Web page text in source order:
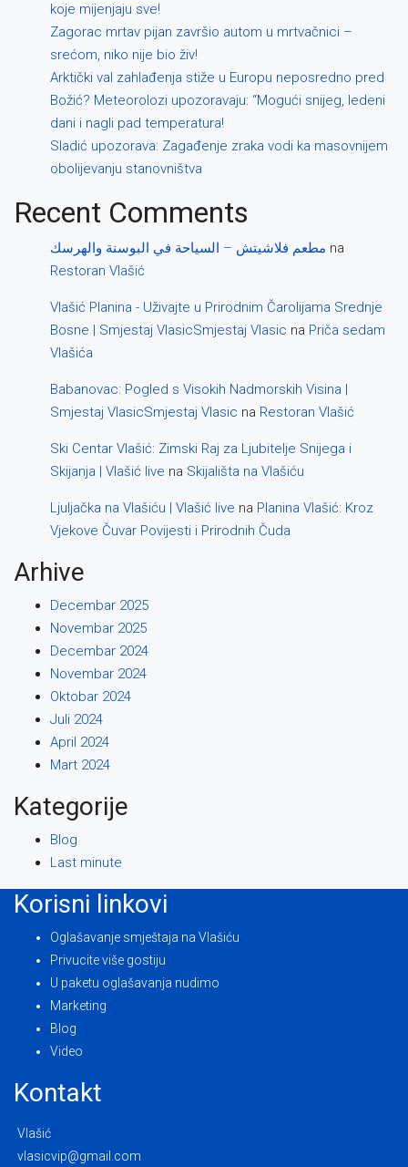
koje mijenjaju sve!
Zagorac mrtav pijan završio autom u mrtvačnici –
srećom, niko nije bio živ!
Arktički val zahlađenja stiže u Europu neposredno pred
Božić? Meteorolozi upozoravaju: “Mogući snijeg, ledeni
dani i nagli pad temperatura!
Sladić upozorava: Zagađenje zraka vodi ka masovnijem
obolijevanju stanovništva
Recent Comments
مطعم فلاشيتش – السياحة في البوسنة والهرسك na
Restoran Vlašić
Vlašić Planina - Uživajte u Prirodnim Čarolijama Srednje
Bosne | Smjestaj VlasicSmjestaj Vlasic na Priča sedam
Vlašića
Babanovac: Pogled s Visokih Nadmorskih Visina |
Smjestaj VlasicSmjestaj Vlasic na Restoran Vlašić
Ski Centar Vlašić: Zimski Raj za Ljubitelje Snijega i
Skijanja | Vlašić live na Skijališta na Vlašiću
Ljuljačka na Vlašiću | Vlašić live na Planina Vlašić: Kroz
Vjekove Čuvar Povijesti i Prirodnih Čuda
Arhive
Decembar 2025
Novembar 2025
Decembar 2024
Novembar 2024
Oktobar 2024
Juli 2024
April 2024
Mart 2024
Kategorije
Blog
Last minute
Korisni linkovi
Oglašavanje smještaja na Vlašiću
Privucite više gostiju
U paketu oglašavanja nudimo
Marketing
Blog
Video
Kontakt
Vlašić
vlasicvip@gmail.com